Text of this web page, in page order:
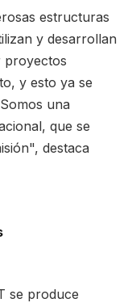
estructuras
y desarrollan
proyectos
y esto ya se
una
que se
destaca
se produce